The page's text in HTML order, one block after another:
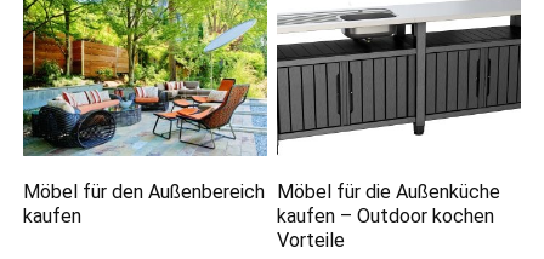
Möbel für den Außenbereich
kaufen
Möbel für die Außenküche
kaufen – Outdoor kochen
Vorteile